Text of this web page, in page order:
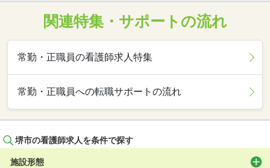
関連特集・サポートの流れ
常勤・正職員の看護師求人特集
常勤・正職員への転職サポートの流れ
堺市の看護師求人を条件で探す
施設形態